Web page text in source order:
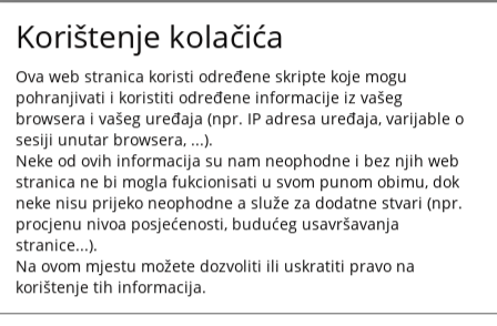
Uputstvo za pristup tenderskoj
dokumentaciji
U ovom dijelu moguće je preuzeti tenderske
dokumentacije za postupke nabavki koje se provode u
skladu sa međunarodnim sporazumom.
Preuzimanje tenderske dokumentacije je moguće na
način opisan u priloženom Uputstvu.
5395PREGLEDA
Korištenje kolačića
Ova web stranica koristi određene skripte koje mogu
pohranjivati i koristiti određene informacije iz vašeg
browsera i vašeg uređaja (npr. IP adresa uređaja, varijable o
sesiji unutar browsera, ...).
Neke od ovih informacija su nam neophodne i bez njih web
stranica ne bi mogla fukcionisati u svom punom obimu, dok
neke nisu prijeko neophodne a služe za dodatne stvari (npr.
procjenu nivoa posjećenosti, budućeg usavršavanja
stranice...).
Na ovom mjestu možete dozvoliti ili uskratiti pravo na
korištenje tih informacija.